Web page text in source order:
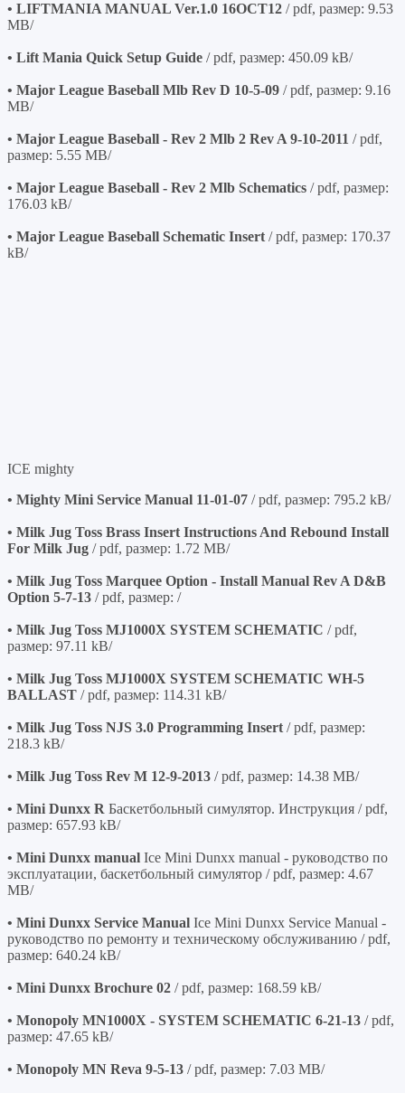
• LIFTMANIA MANUAL Ver.1.0 16OCT12 / pdf, размер: 9.53
MB/
• Lift Mania Quick Setup Guide / pdf, размер: 450.09 kB/
• Major League Baseball Mlb Rev D 10-5-09 / pdf, размер: 9.16
MB/
• Major League Baseball - Rev 2 Mlb 2 Rev A 9-10-2011 / pdf,
размер: 5.55 MB/
• Major League Baseball - Rev 2 Mlb Schematics / pdf, размер:
176.03 kB/
• Major League Baseball Schematic Insert / pdf, размер: 170.37
kB/
ICE mighty
• Mighty Mini Service Manual 11-01-07 / pdf, размер: 795.2 kB/
• Milk Jug Toss Brass Insert Instructions And Rebound Install
For Milk Jug / pdf, размер: 1.72 MB/
• Milk Jug Toss Marquee Option - Install Manual Rev A D&B
Option 5-7-13 / pdf, размер: /
• Milk Jug Toss MJ1000X SYSTEM SCHEMATIC / pdf,
размер: 97.11 kB/
• Milk Jug Toss MJ1000X SYSTEM SCHEMATIC WH-5
BALLAST / pdf, размер: 114.31 kB/
• Milk Jug Toss NJS 3.0 Programming Insert / pdf, размер:
218.3 kB/
• Milk Jug Toss Rev M 12-9-2013 / pdf, размер: 14.38 MB/
• Mini Dunxx R Баскетбольный симулятор. Инструкция / pdf,
размер: 657.93 kB/
• Mini Dunxx manual Ice Mini Dunxx manual - руководство по
эксплуатации, баскетбольный симулятор / pdf, размер: 4.67
MB/
• Mini Dunxx Service Manual Ice Mini Dunxx Service Manual -
руководство по ремонту и техническому обслуживанию / pdf,
размер: 640.24 kB/
• Mini Dunxx Brochure 02 / pdf, размер: 168.59 kB/
• Monopoly MN1000X - SYSTEM SCHEMATIC 6-21-13 / pdf,
размер: 47.65 kB/
• Monopoly MN Reva 9-5-13 / pdf, размер: 7.03 MB/